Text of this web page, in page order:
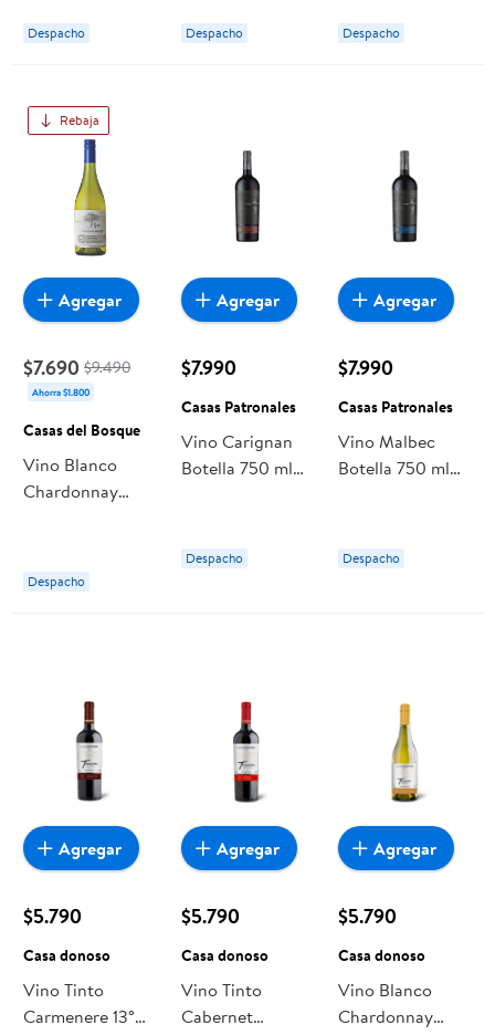
750 cc Casas del
Bosque
Despacho
Bosque
Despacho
Bosque
Despacho
Rebaja
$7.690 $9.490
Ahorra $1.800
Casas del Bosque
Vino Blanco
Chardonnay
Casas del
Bosque
Despacho
Agregar
$7.990
Casas Patronales
Vino Carignan
Botella 750 ml
Despacho
Agregar
$7.990
Casas Patronales
Vino Malbec
Botella 750 ml
Despacho
Agregar
$5.790
Casa donoso
Vino Tinto
Carmenere 13°
Agregar
$5.790
Casa donoso
Vino Tinto
Cabernet
Agregar
$5.790
Casa donoso
Vino Blanco
Chardonnay
Agregar